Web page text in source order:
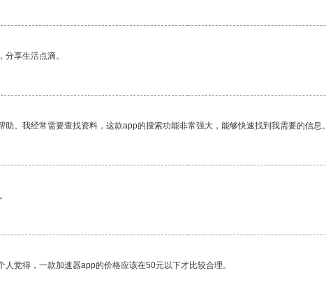
享生活点滴。
。我经常需要查找资料，这款app的搜索功能非常强大，能够快速找到我需要的信息。
觉得，一款加速器app的价格应该在50元以下才比较合理。